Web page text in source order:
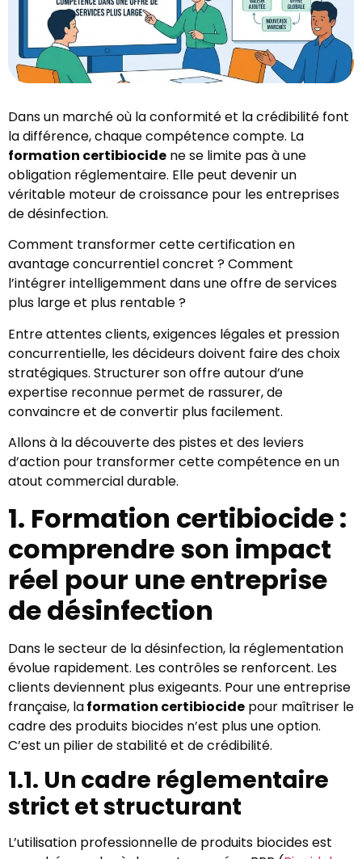
Dans un marché où la conformité et la crédibilité font
la différence, chaque compétence compte. La
formation certibiocide ne se limite pas à une
obligation réglementaire. Elle peut devenir un
véritable moteur de croissance pour les entreprises
de désinfection.
Comment transformer cette certification en
avantage concurrentiel concret ? Comment
l’intégrer intelligemment dans une offre de services
plus large et plus rentable ?
Entre attentes clients, exigences légales et pression
concurrentielle, les décideurs doivent faire des choix
stratégiques. Structurer son offre autour d’une
expertise reconnue permet de rassurer, de
convaincre et de convertir plus facilement.
Allons à la découverte des pistes et des leviers
d’action pour transformer cette compétence en un
atout commercial durable.
1. Formation certibiocide :
comprendre son impact
réel pour une entreprise
de désinfection
Dans le secteur de la désinfection, la réglementation
évolue rapidement. Les contrôles se renforcent. Les
clients deviennent plus exigeants. Pour une entreprise
française, laformation certibiocide pour maîtriser le
cadre des produits biocides n’est plus une option.
C’est un pilier de stabilité et de crédibilité.
1.1. Un cadre réglementaire
strict et structurant
L’utilisation professionnelle de produits biocides est